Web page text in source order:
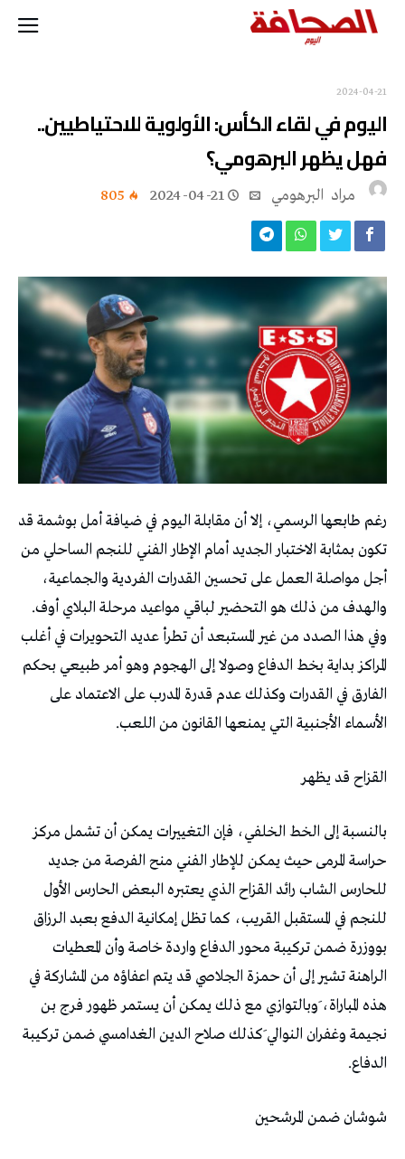
2024-04-21
اليوم في لقاء الكأس: الأولوية للاحتياطيين..
فهل يظهر البرهومي؟
مراد‭ ‬ البرهومي 2024-04-21
805
رغم طابعها الرسمي، إلا أن مقابلة اليوم في ضيافة أمل بوشمة قد
تكون بمثابة الاختبار الجديد أمام الإطار الفني للنجم الساحلي من
أجل مواصلة العمل على تحسين القدرات الفردية والجماعية،
والهدف من ذلك هو التحضير لباقي مواعيد مرحلة البلاي أوف.
وفي هذا الصدد من غير المستبعد أن تطرأ عديد التحويرات في أغلب
المراكز بداية بخط الدفاع وصولا إلى الهجوم وهو أمر طبيعي بحكم
الفارق في القدرات وكذلك عدم قدرة المدرب على الاعتماد على
الأسماء الأجنبية التي يمنعها القانون من اللعب.
القزاح قد يظهر
بالنسبة إلى الخط الخلفي، فإن التغييرات يمكن أن تشمل مركز
حراسة المرمى حيث يمكن للإطار الفني منح الفرصة من جديد
للحارس الشاب رائد القزاح الذي يعتبره البعض الحارس الأول
للنجم في المستقبل القريب، كما تظل إمكانية الدفع بعبد الرزاق
بووزرة ضمن تركيبة محور الدفاع واردة خاصة وأن المعطيات
الراهنة تشير إلى أن حمزة الجلاصي قد يتم اعفاؤه من المشاركة في
هذه المباراة، َوبالتوازي مع ذلك يمكن أن يستمر ظهور فرج بن
نجيمة وغفران النوالي َكذلك صلاح الدين الغدامسي ضمن تركيبة
الدفاع.
شوشان ضمن المرشحين